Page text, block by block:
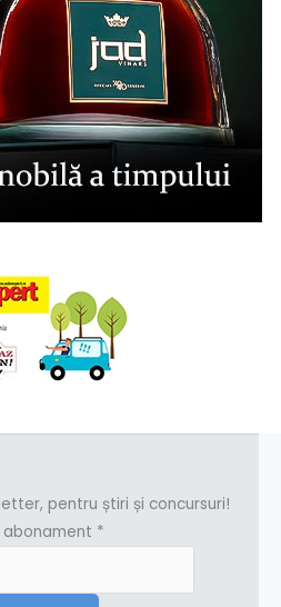
pentru știri și concursuri!
*